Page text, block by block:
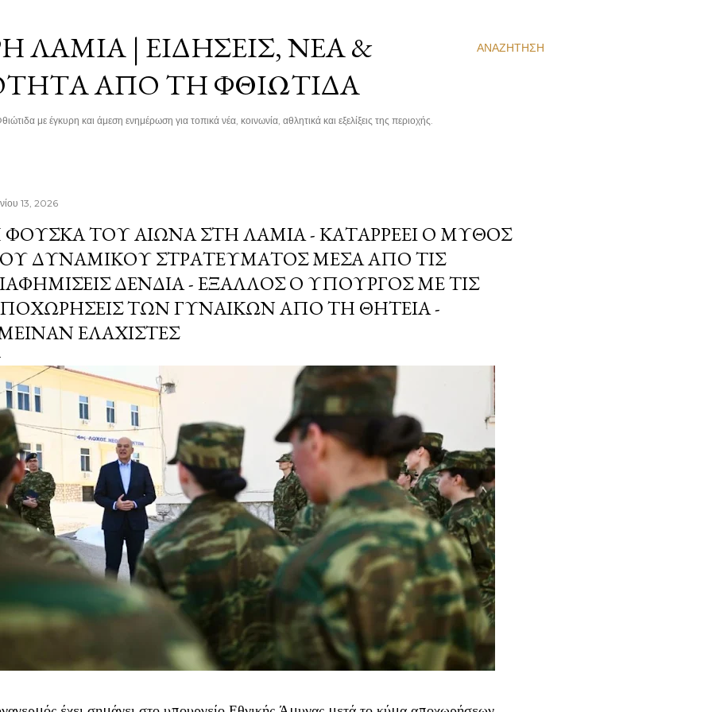
ΑΝΑΖΉΤΗΣΗ
ΛΑΜΊΑ | ΕΙΔΉΣΕΙΣ, ΝΈΑ &
ΑΠΌ ΤΗ ΦΘΙΏΤΙΔΑ
με έγκυρη και άμεση ενημέρωση για τοπικά νέα, κοινωνία, αθλητικά και εξελίξεις της περιοχής.
13, 2026
ΦΟΎΣΚΑ ΤΟΥ ΑΙΏΝΑ ΣΤΗ ΛΑΜΊΑ - ΚΑΤΑΡΡΈΕΙ Ο ΜΎΘΟΣ
ΔΥΝΑΜΙΚΟΎ ΣΤΡΑΤΕΎΜΑΤΟΣ ΜΈΣΑ ΑΠΌ ΤΙΣ
ΔΈΝΔΙΑ - ΈΞΑΛΛΟΣ Ο ΥΠΟΥΡΓΌΣ ΜΕ ΤΙΣ
ΤΩΝ ΓΥΝΑΙΚΏΝ ΑΠΌ ΤΗ ΘΗΤΕΊΑ -
ΕΛΆΧΙΣΤΕΣ